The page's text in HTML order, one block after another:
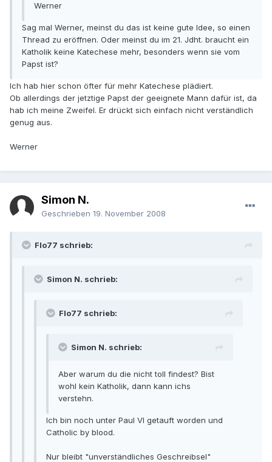
Werner
Sag mal Werner, meinst du das ist keine gute Idee, so einen
Thread zu eröffnen. Oder meinst du im 21. Jdht. braucht ein
Katholik keine Katechese mehr, besonders wenn sie vom
Papst ist?
Ich hab hier schon öfter für mehr Katechese plädiert.
Ob allerdings der jetztige Papst der geeignete Mann dafür ist, da
hab ich meine Zweifel. Er drückt sich einfach nicht verständlich
genug aus.
Werner
Simon N.
Geschrieben 19. November 2008
Flo77 schrieb:
Simon N. schrieb:
Flo77 schrieb:
Simon N. schrieb:
Aber warum du die nicht toll findest? Bist
wohl kein Katholik, dann kann ichs
verstehn.
Ich bin noch unter Paul VI getauft worden und
Catholic by blood.
Nur bleibt "unverständliches Geschreibsel"